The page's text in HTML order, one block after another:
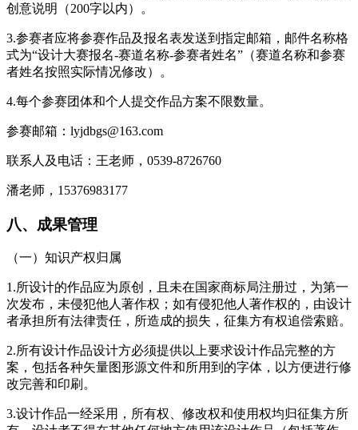
创意说明（200字以内）。
3.参赛者应将参赛作品及报名表发送到指定邮箱，邮件名称格
式为“设计大赛报名-赛道名称-参赛者姓名”（赛道名称和参赛
者姓名按照实际情况修改）。
4.每个参赛团体和个人提交作品方案不限数量。
参赛邮箱：lyjdbgs@163.com
联系人及电话：王老师，0539-8726760
潘老师，15376983177
八、成果管理
（一）知识产权归属
1.所设计的作品应为原创，且未在国家商标局注册过，为第一
次发布，未侵犯他人著作权；如有侵犯他人著作权的，由设计
者承担所有法律责任，所造成的损失，征集方有权追偿索赔。
2.所有设计作品设计方必须提供以上要求设计作品完整的方
案，包括各种矢量图形源文件和所用到的字体，以方便进行修
改完善和印刷。
3.设计作品一经采用，所有权、修改权和使用权均归征集方所